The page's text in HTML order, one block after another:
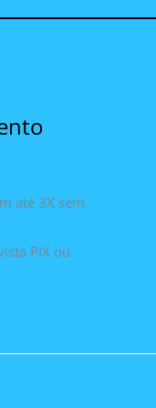
até 3X sem
PIX ou